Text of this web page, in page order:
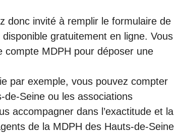
donc invité à remplir le formulaire de
gratuitement en ligne. Vous
compte MDPH pour déposer une
par exemple, vous pouvez compter
Seine ou les associations
accompagner dans l’exactitude et la
de la MDPH des Hauts-de-Seine